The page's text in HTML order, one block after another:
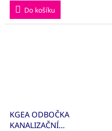
Do košíku
KGEA ODBOČKA
KANALIZAČNÍ